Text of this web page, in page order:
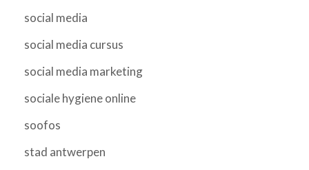
social media
social media cursus
social media marketing
sociale hygiene online
soofos
stad antwerpen